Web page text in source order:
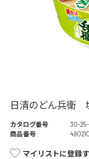
日清のどん兵衛
カタログ番号
30-
商品番号
マイリストに登録